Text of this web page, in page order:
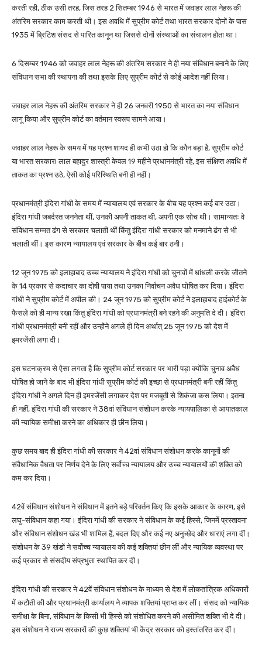
करती रही, ठीक उसी तरह, जिस तरह 2 सितम्बर 1946 से भारत में जवाहर लाल नेहरू की
अंतरिम सरकार काम करती थी। इस अवधि में सुप्रीम कोर्ट तथा भारत सरकार दोनों के पास
1935 में ब्रिटिश संसद से पारित कानून था जिससे दोनों संस्थाओं का संचालन होता था।
6 दिसम्बर 1946 को जवाहर लाल नेहरू की अंतरिम सरकार ने ही नया संविधान बनाने के लिए
संविधान सभा की स्थापना की तथा इसके लिए सुप्रीम कोर्ट से कोई आदेश नहीं लिया।
जवाहर लाल नेहरू की अंतरिम सरकार ने ही 26 जनवरी 1950 से भारत का नया संविधान
लागू किया और सुप्रीम कोर्ट का वर्तमान स्वरूप सामने आया।
जवाहर लाल नेहरू के समय में यह प्रश्न शायद ही कभी उठा हो कि कौन बड़ा है, सुप्रीम कोर्ट
या भारत सरकार! लाल बहादुर शास्त्री केवल 19 महीने प्रधानमंत्री रहे, इस संक्षिप्त अवधि में
ताकत का प्रश्न उठे, ऐसी कोई परिस्थिति बनी ही नहीं।
प्रधानमंत्री इंदिरा गांधी के समय में न्यायालय एवं सरकार के बीच यह प्रश्न कई बार उठा।
इंदिरा गांधी जबर्दस्त जननेता थीं, उनकी अपनी ताकत थी, अपनी एक सोच थी। सामान्यतः वे
संविधान सम्मत ढंग से सरकार चलाती थीं किंतु इंदिरा गांधी सरकार को मनमाने ढंग से भी
चलाती थीं। इस कारण न्यायालय एवं सरकार के बीच कई बार ठनी।
12 जून 1975 को इलाहाबाद उच्च न्यायालय ने इंदिरा गांधी को चुनावों में धांधली करके जीतने
के 14 प्रकार से कदाचार का दोषी पाया तथा उनका निर्वाचन अवैध घोषित कर दिया। इंदिरा
गांधी ने सुप्रीम कोर्ट में अपील की। 24 जून 1975 को सुप्रीम कोर्ट ने इलाहाबाद हाईकोर्ट के
फैसले को ही मान्य रखा किंतु इंदिरा गांधी को प्रधानमंत्री बने रहने की अनुमति दे दी। इंदिरा
गांधी प्रधानमंत्री बनी रहीं और उन्होंने अगले ही दिन अर्थात् 25 जून 1975 को देश में
इमरजेंसी लगा दी।
इस घटनाक्रम से ऐसा लगता है कि सुप्रीम कोर्ट सरकार पर भारी पड़ा क्योंकि चुनाव अवैध
घोषित हो जाने के बाद भी इंदिरा गांधी सुप्रीम कोर्ट की इच्छा से प्रधानमंत्री बनी रहीं किंतु
इंदिरा गांधी ने अगले दिन ही इमरजेंसी लगाकर देश पर मजबूती से शिकंजा कस लिया। इतना
ही नहीं, इंदिरा गांधी की सरकार ने 38वां संविधान संशोधन करके न्यायपालिका से आपातकाल
की न्यायिक समीक्षा करने का अधिकार ही छीन लिया।
कुछ समय बाद ही इंदिरा गांधी की सरकार ने 42वां संविधान संशोधन करके कानूनों की
संवैधानिक वैधता पर निर्णय देने के लिए सर्वोच्च न्यायालय और उच्च न्यायालयों की शक्ति को
कम कर दिया।
42वें संविधान संशोधन ने संविधान में इतने बड़े परिवर्तन किए कि इसके आकार के कारण, इसे
लघु-संविधान कहा गया। इंदिरा गांधी की सरकार ने संविधान के कई हिस्से, जिनमें प्रस्तावना
और संविधान संशोधन खंड भी शामिल हैं, बदल दिए और कई नए अनुच्छेद और धाराएं लगा दीं।
संशोधन के 39 खंडों ने सर्वोच्च न्यायालय की कई शक्तियां छीन लीं और न्यायिक व्यवस्था पर
कई प्रकार से संसदीय संप्रभुता स्थापित कर दी।
इंदिरा गांधी की सरकार ने 42वें संविधान संशोधन के माध्यम से देश में लोकतांत्रिक अधिकारों
में कटौती की और प्रधानमंत्री कार्यालय ने व्यापक शक्तियां प्राप्त कर लीं। संसद को न्यायिक
समीक्षा के बिना, संविधान के किसी भी हिस्से को संशोधित करने की असीमित शक्ति भी दे दी।
इस संशोधन ने राज्य सरकारों की कुछ शक्तियां भी केंद्र सरकार को हस्तांतरित कर दीं।